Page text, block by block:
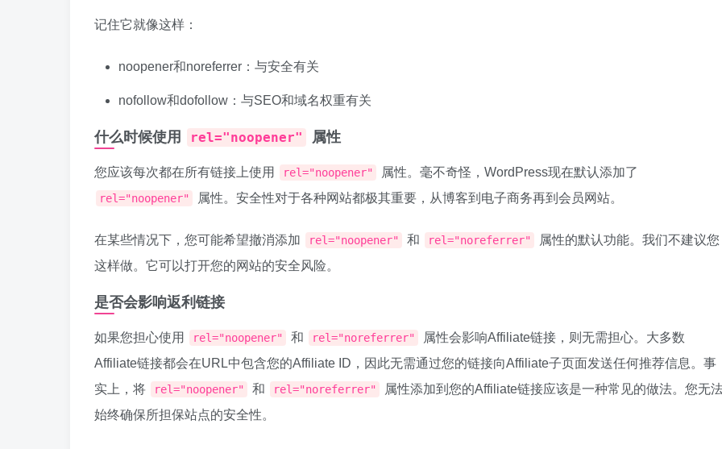
记住它就像这样：
noopener和noreferrer：与安全有关
nofollow和dofollow：与SEO和域名权重有关
什么时候使用 rel="noopener" 属性
您应该每次都在所有链接上使用 rel="noopener" 属性。毫不奇怪，WordPress现在默认添加了
rel="noopener" 属性。安全性对于各种网站都极其重要，从博客到电子商务再到会员网站。
在某些情况下，您可能希望撤消添加 rel="noopener" 和 rel="noreferrer"
属性的默认功能。我们不建议您
这样做。它可以打开您的网站的安全风险。
是否会影响返利链接
如果您担心使用 rel="noopener" 和 rel="noreferrer"
属性会影响Affiliate链接，则无需担心。大多数
Affiliate链接都会在URL中包含您的Affiliate ID，因此无需通过您的链接向Affiliate子页面发送任何推荐信息。事
实上，将
rel="noopener" 和 rel="noreferrer"
属性添加到您的Affiliate链接应该是一种常见的做法。您无
始终确保所担保站点的安全性。